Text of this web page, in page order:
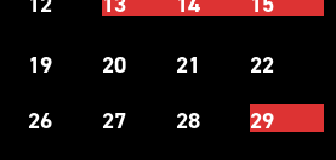
19 20 21
22
26 27 28
29